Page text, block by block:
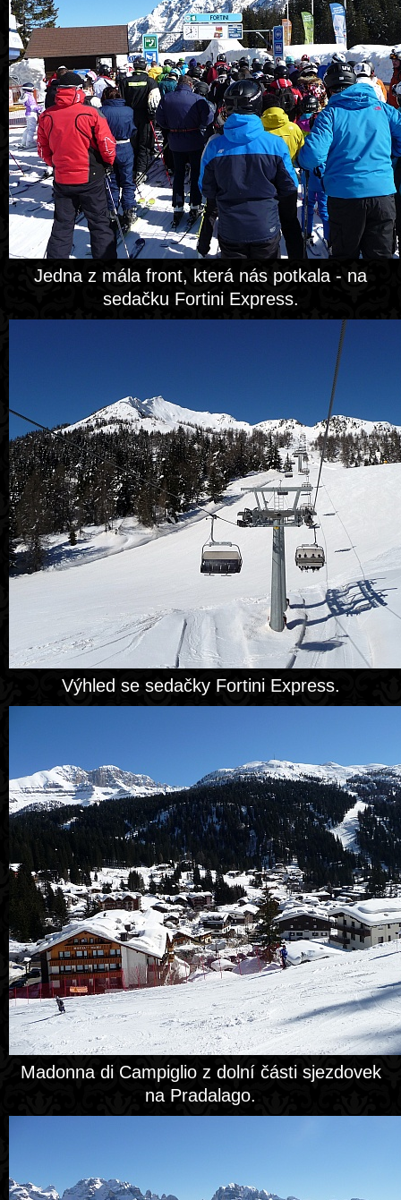
Jedna z mála front, která nás potkala - na
sedačku Fortini Express.
Výhled se sedačky Fortini Express.
Madonna di Campiglio z dolní části sjezdovek
na Pradalago.